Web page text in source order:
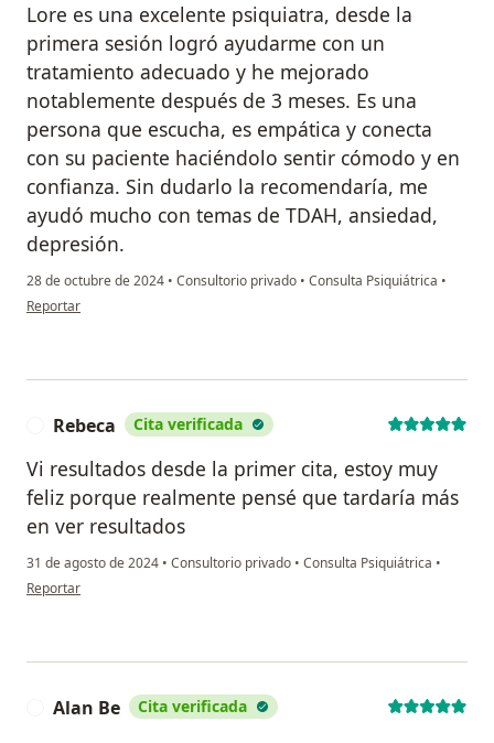
Lore es una excelente psiquiatra, desde la
primera sesión logró ayudarme con un
tratamiento adecuado y he mejorado
notablemente después de 3 meses. Es una
persona que escucha, es empática y conecta
con su paciente haciéndolo sentir cómodo y en
confianza. Sin dudarlo la recomendaría, me
ayudó mucho con temas de TDAH, ansiedad,
depresión.
28 de octubre de 2024 • Consultorio privado • Consulta Psiquiátrica •
en opinión del usuario Guillermo Camacho
Reportar
Rebeca Cita verificada
Vi resultados desde la primer cita, estoy muy
feliz porque realmente pensé que tardaría más
en ver resultados
31 de agosto de 2024 • Consultorio privado • Consulta Psiquiátrica •
en opinión del usuario Rebeca
Reportar
Alan Be Cita verificada